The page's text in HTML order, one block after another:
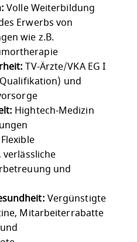
Volle Weiterbildung
Erwerbs von
wie z.B.
TV-Ärzte/VKA EG I
und
Hightech-Medizin
Flexible
und
Vergünstigte
Mitarbeiterrabatte